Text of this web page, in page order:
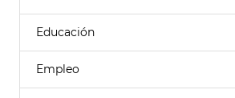
Educación
Empleo